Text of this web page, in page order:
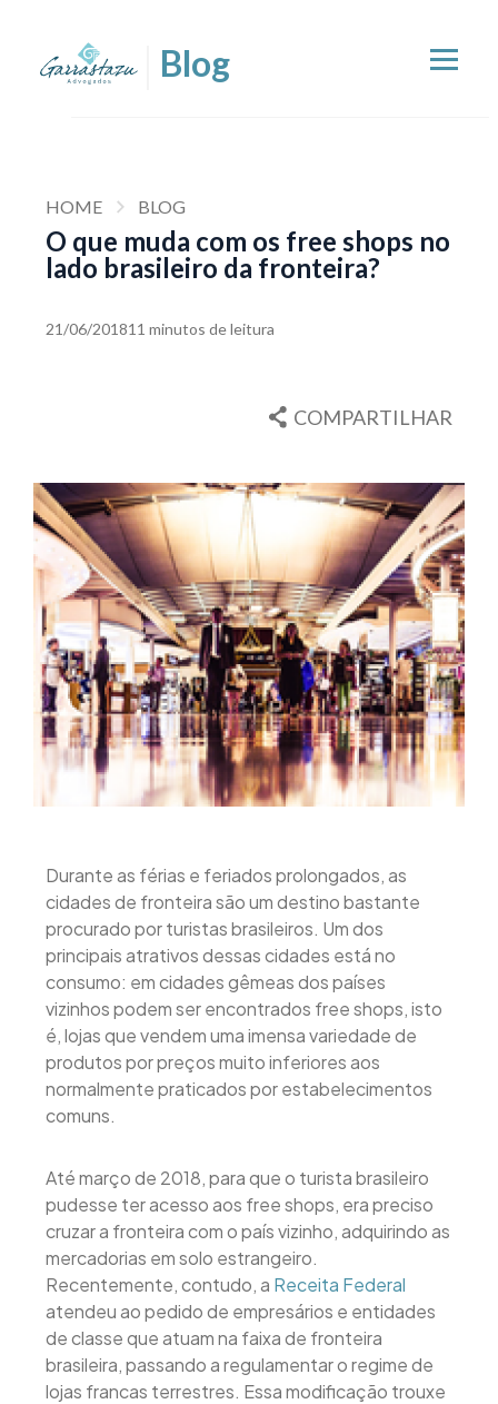
HOME BLOG
O que muda com os free shops no
lado brasileiro da fronteira?
21/06/201811 minutos de leitura
COMPARTILHAR
Durante as férias e feriados prolongados, as
cidades de fronteira são um destino bastante
procurado por turistas brasileiros. Um dos
principais atrativos dessas cidades está no
consumo: em cidades gêmeas dos países
vizinhos podem ser encontrados free shops, isto
é, lojas que vendem uma imensa variedade de
produtos por preços muito inferiores aos
normalmente praticados por estabelecimentos
comuns.
Até março de 2018, para que o turista brasileiro
pudesse ter acesso aos free shops, era preciso
cruzar a fronteira com o país vizinho, adquirindo as
mercadorias em solo estrangeiro.
Recentemente, contudo, a Receita Federal
atendeu ao pedido de empresários e entidades
de classe que atuam na faixa de fronteira
brasileira, passando a regulamentar o regime de
lojas francas terrestres. Essa modificação trouxe